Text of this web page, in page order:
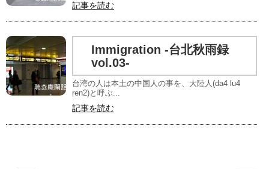
記事を読む
Immigration -台北秋雨録
vol.03-
台湾の人は本土の中国人の事を、大陸人(da4 lu4
ren2)と呼ぶ...
記事を読む